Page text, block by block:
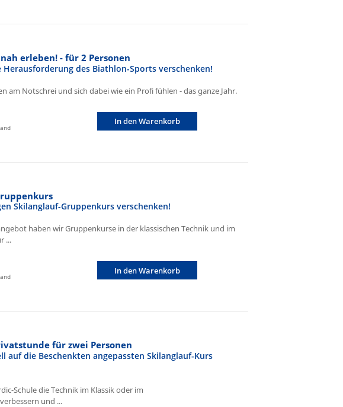
erleben! - für 2 Personen
Herausforderung des Biathlon-Sports verschenken!
am Notschrei und sich dabei wie ein Profi fühlen - das ganze Jahr.
In den Warenkorb
Skilanglauf-Gruppenkurs verschenken!
haben wir Gruppenkurse in der klassischen Technik und im
...
In den Warenkorb
für zwei Personen
auf die Beschenkten angepassten Skilanglauf-Kurs
Schule die Technik im Klassik oder im
und ...